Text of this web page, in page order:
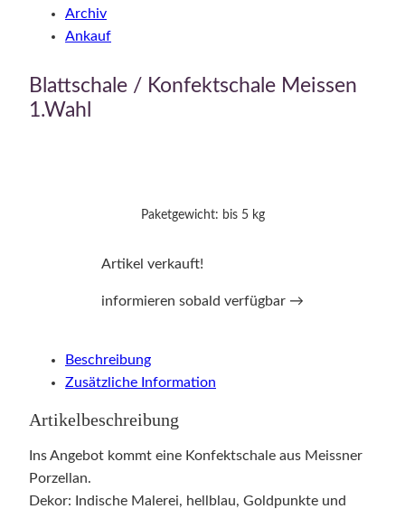
Archiv
Ankauf
Blattschale / Konfektschale Meissen
1.Wahl
Paketgewicht: bis 5 kg
Artikel verkauft!
informieren sobald verfügbar →
Beschreibung
Zusätzliche Information
Artikelbeschreibung
Ins Angebot kommt eine Konfektschale aus Meissner
Porzellan.
Dekor: Indische Malerei, hellblau, Goldpunkte und